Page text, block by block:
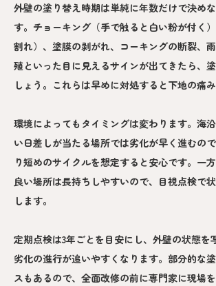
外壁の塗り替え時期は単純に年数だけで決め
す。チョーキング（手で触ると白い粉が付く
割れ）、塗膜の剥がれ、コーキングの断裂、
殖といった目に見えるサインが出てきたら、
しょう。これらは早めに対処すると下地の痛
環境によってもタイミングは変わります。海
い日差しが当たる場所では劣化が早く進むの
り短めのサイクルを想定すると安心です。一
良い場所は長持ちしやすいので、目視点検で
します。
定期点検は3年ごとを目安にし、外壁の状態を
劣化の進行が追いやすくなります。部分的な
スもあるので、全面改修の前に専門家に現場